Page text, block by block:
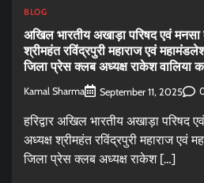
BLOG
अखिल भारतीय अखाड़ा परिषद एवं मनसा
श्रीमहंत रविंद्रपुरी महाराज एवं
जिला प्रेस क्लब अध्यक्ष राकेश वालिया
Kamal Sharma September 11, 2025
हरिद्वार अखिल भारतीय अखाड़ा परिषद
अध्यक्ष श्रीमहंत रविंद्रपुरी महाराज एवं
जिला प्रेस क्लब अध्यक्ष राकेश […]